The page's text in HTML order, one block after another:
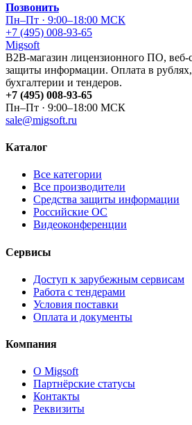
Позвонить
Пн–Пт · 9:00–18:00 МСК
+7 (495) 008-93-65
Migsoft
B2B-магазин лицензионного ПО, веб-
защиты информации. Оплата в
бухгалтерии и тендеров.
+7 (495) 008-93-65
Пн–Пт · 9:00–18:00 МСК
sale@migsoft.ru
Каталог
Все категории
Все производители
Средства защиты информации
Российские ОС
Видеоконференции
Сервисы
Доступ к зарубежным сервисам
Работа с тендерами
Условия поставки
Оплата и документы
Компания
О Migsoft
Партнёрские статусы
Контакты
Реквизиты